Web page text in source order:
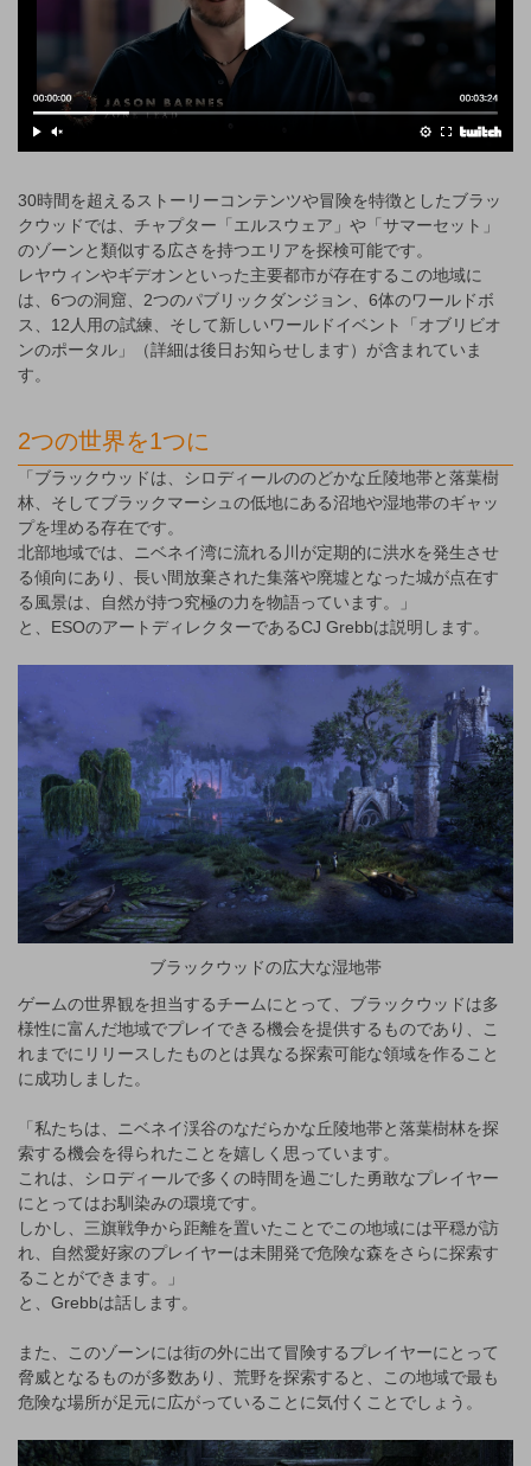
30時間を超えるストーリーコンテンツや冒険を特徴としたブラッ
クウッドでは、チャプター「エルスウェア」や「サマーセット」
のゾーンと類似する広さを持つエリアを探検可能です。
レヤウィンやギデオンといった主要都市が存在するこの地域に
は、6つの洞窟、2つのパブリックダンジョン、6体のワールドボ
ス、12人用の試練、そして新しいワールドイベント「オブリビオ
ンのポータル」（詳細は後日お知らせします）が含まれていま
す。
2つの世界を1つに
「ブラックウッドは、シロディールののどかな丘陵地帯と落葉樹
林、そしてブラックマーシュの低地にある沼地や湿地帯のギャッ
プを埋める存在です。
北部地域では、ニベネイ湾に流れる川が定期的に洪水を発生させ
る傾向にあり、長い間放棄された集落や廃墟となった城が点在す
る風景は、自然が持つ究極の力を物語っています。」
と、ESOのアートディレクターであるCJ Grebbは説明します。
ブラックウッドの広大な湿地帯
ゲームの世界観を担当するチームにとって、ブラックウッドは多
様性に富んだ地域でプレイできる機会を提供するものであり、こ
れまでにリリースしたものとは異なる探索可能な領域を作ること
に成功しました。
「私たちは、ニベネイ渓谷のなだらかな丘陵地帯と落葉樹林を探
索する機会を得られたことを嬉しく思っています。
これは、シロディールで多くの時間を過ごした勇敢なプレイヤー
にとってはお馴染みの環境です。
しかし、三旗戦争から距離を置いたことでこの地域には平穏が訪
れ、自然愛好家のプレイヤーは未開発で危険な森をさらに探索す
ることができます。」
と、Grebbは話します。
また、このゾーンには街の外に出て冒険するプレイヤーにとって
脅威となるものが多数あり、荒野を探索すると、この地域で最も
危険な場所が足元に広がっていることに気付くことでしょう。